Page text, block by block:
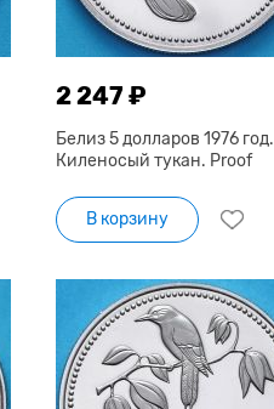
2 247 ₽
Белиз 5 долларов 1976 год.
Киленосый тукан. Proof
В корзину